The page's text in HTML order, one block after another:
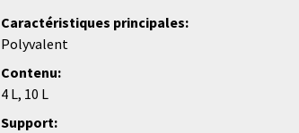
Caractéristiques principales
Polyvalent
Contenu
4 L, 10 L
Support